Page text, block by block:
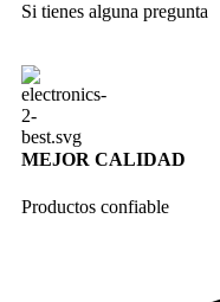
Si tienes alguna pregunta
MEJOR CALIDAD
Productos confiable